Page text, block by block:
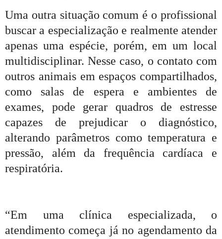
Uma outra situação comum é o profissional
buscar a especialização e realmente atender
apenas uma espécie, porém, em um local
multidisciplinar. Nesse caso, o contato com
outros animais em espaços compartilhados,
como salas de espera e ambientes de
exames, pode gerar quadros de estresse
capazes de prejudicar o diagnóstico,
alterando parâmetros como temperatura e
pressão, além da frequência cardíaca e
respiratória.
“Em uma clínica especializada, o
atendimento começa já no agendamento da